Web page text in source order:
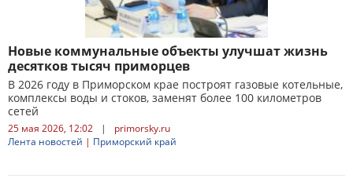
Новые коммунальные объекты улучшат жизнь
десятков тысяч приморцев
В 2026 году в Приморском крае построят газовые котельные,
комплексы воды и стоков, заменят более 100 километров
сетей
25 мая 2026, 12:02 |
primorsky.ru
Лента новостей | Приморский край